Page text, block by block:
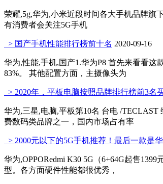
荣耀,5g,华为,小米近段时间各大手机品牌旗
有消费者会关注5G手机
> 国产手机性能排行榜前十名 2020-09-16
华为,性能,手机,国产1.华为P8 首先来看看这
83%。 其他配置方面，主摄像头为
> 2020年，平板电脑按照品牌排行榜前3名
华为,三星,电脑,平板第10名 台电 /
费数码类品牌之一，国内市场占有率
> 2000元以下的5G手机推荐！最后一款是
华为,OPPORedmi K30 5G（6+64G起售
型。各方面硬件性能都很优秀，